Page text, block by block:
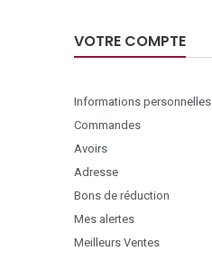
VOTRE COMPTE
Informations personnelles
Commandes
Avoirs
Adresse
Bons de réduction
Mes alertes
Meilleurs Ventes